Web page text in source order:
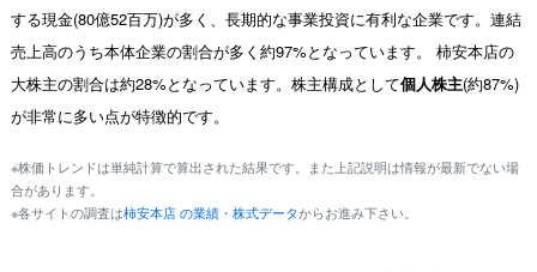
する現金(80億52百万)が多く、長期的な事業投資に有利な企業です。連結
売上高のうち本体企業の割合が多く約97%となっています。 柿安本店の
大株主の割合は約28%となっています。株主構成として個人株主(約87%)
が非常に多い点が特徴的です。
※株価トレンドは単純計算で算出された結果です。また上記説明は情報が最新でない場
合があります。
※各サイトの調査は柿安本店 の業績・株式データからお進み下さい。